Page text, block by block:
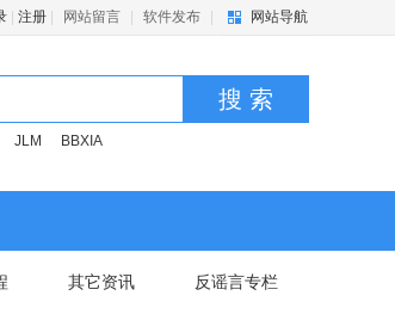
注册 网站留言 软件发布 网站导航
搜 索
JLM BBXIA
其它资讯 反谣言专栏